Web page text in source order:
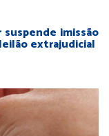
suspende imissão
extrajudicial